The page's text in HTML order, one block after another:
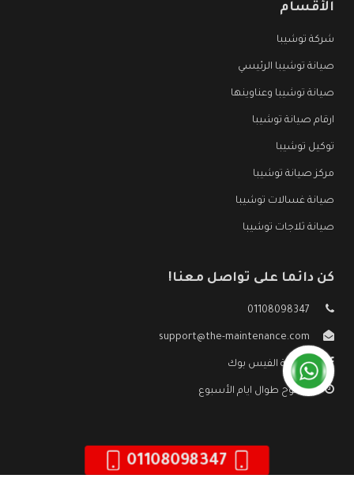
الأقسام
شركة توشيبا
صيانة توشيبا الرئيسي
صيانة توشيبا وعناوينها
ارقام صيانة توشيبا
توكيل توشيبا
مركز صيانة توشيبا
صيانة غسالات توشيبا
صيانة ثلاجات توشيبا
كن دائما على تواصل معنا!
01108098347
support@the-maintenance.com
صفحة الفيس بوك
مفتوح طوال ايام الأسبوع
01108098347